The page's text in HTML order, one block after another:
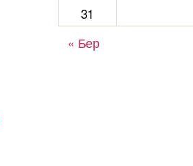
31
« Бер